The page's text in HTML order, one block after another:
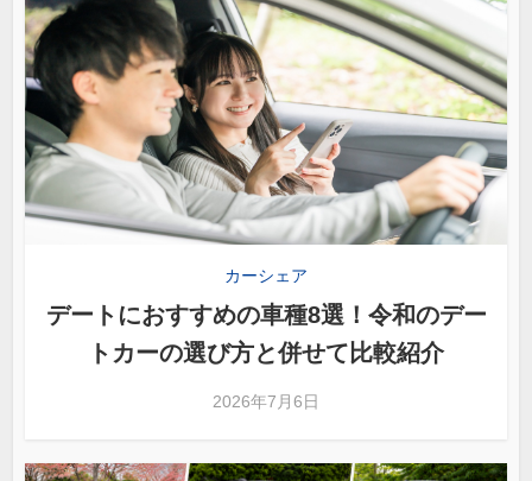
カーシェア
デートにおすすめの車種8選！令和のデー
トカーの選び方と併せて比較紹介
2026年7月6日